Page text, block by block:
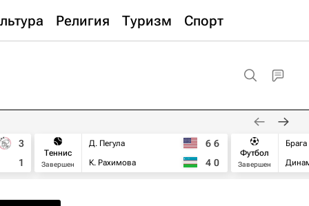
Религия Туризм Спорт
3
1
Теннис
Завершен
Д. Пегула
К. Рахимова
6 6
4 0
Футбол
Завершен
Брага